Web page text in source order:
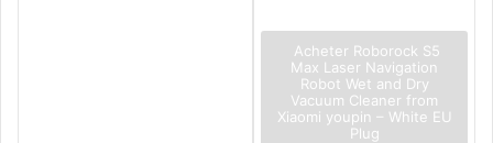
Acheter Roborock S5
Max Laser Navigation
Robot Wet and Dry
Vacuum Cleaner from
Xiaomi youpin – White EU
Plug